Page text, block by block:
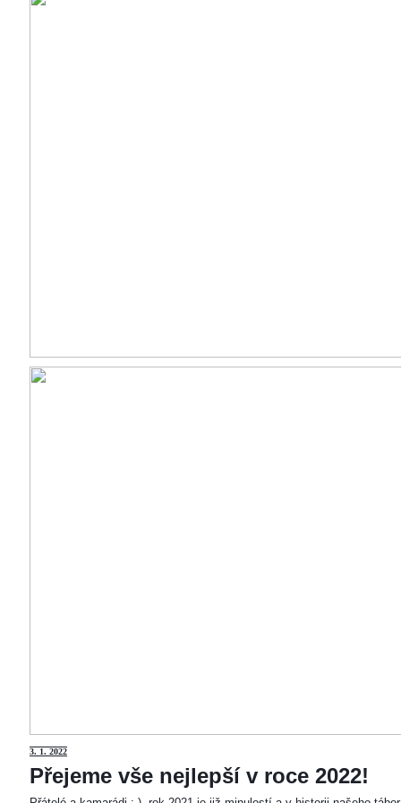
3. 1. 2022
Přejeme vše nejlepší v roce 2022!